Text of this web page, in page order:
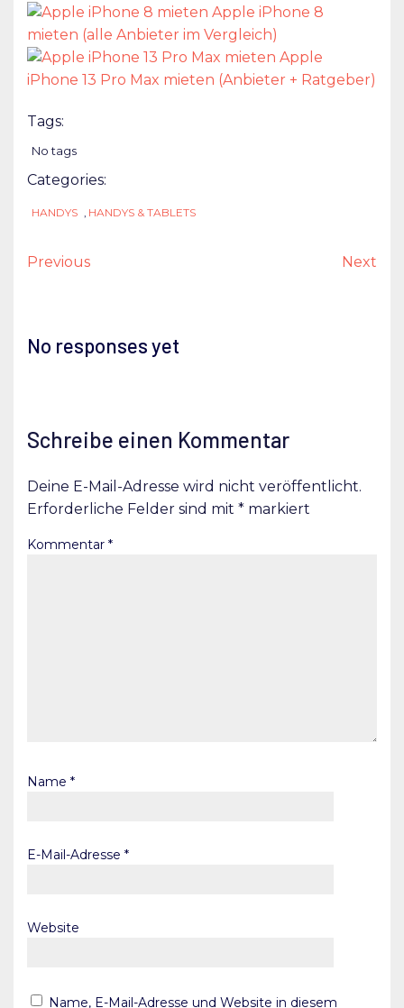
Apple iPhone 8
mieten (alle Anbieter im Vergleich)
Apple
iPhone 13 Pro Max mieten (Anbieter + Ratgeber)
Tags:
No tags
Categories:
HANDYS , HANDYS & TABLETS
Previous Next
No responses yet
Schreibe einen Kommentar
Deine E-Mail-Adresse wird nicht veröffentlicht.
Erforderliche Felder sind mit * markiert
Kommentar *
Name *
E-Mail-Adresse *
Website
Name, E-Mail-Adresse und Website in diesem